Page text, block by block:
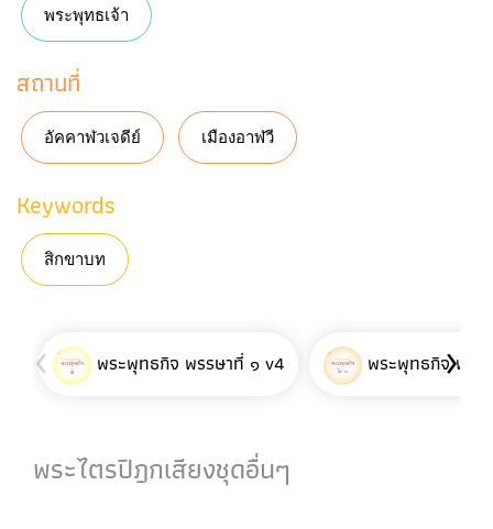
พระพุทธเจ้า
สถานที่
อัคคาฬวเจดีย์ เมืองอาฬวี
Keywords
สิกขาบท
พระพุทธกิจ พรรษาที่ ๑ v4 พระพุทธกิจ พร
‹ ›
พระไตรปิฎกเสียงชุดอื่นๆ